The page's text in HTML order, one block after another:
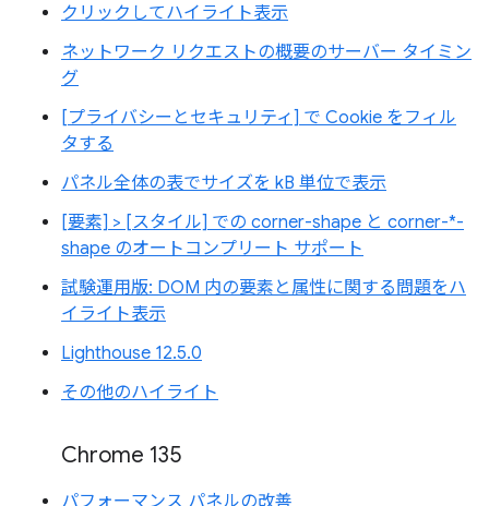
クリックしてハイライト表示
ネットワーク リクエストの概要のサーバー タイミン
グ
[プライバシーとセキュリティ] で Cookie をフィル
タする
パネル全体の表でサイズを kB 単位で表示
[要素] > [スタイル] での corner-shape と corner-*-
shape のオートコンプリート サポート
試験運用版: DOM 内の要素と属性に関する問題をハ
イライト表示
Lighthouse 12.5.0
その他のハイライト
Chrome 135
パフォーマンス パネルの改善